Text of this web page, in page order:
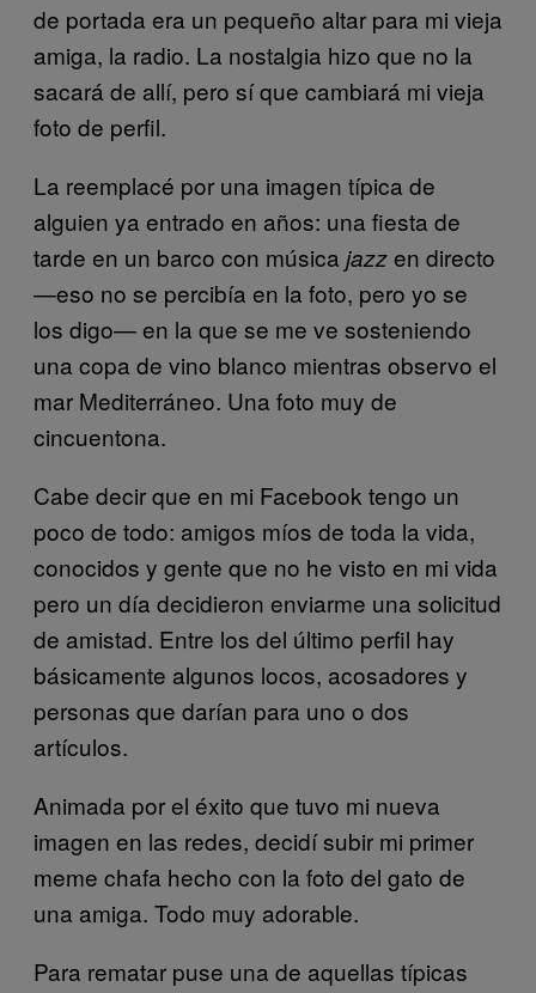
de portada era un pequeño altar para mi vieja
amiga, la radio. La nostalgia hizo que no la
sacará de allí, pero sí que cambiará mi vieja
foto de perfil.
La reemplacé por una imagen típica de
alguien ya entrado en años: una fiesta de
tarde en un barco con música jazzen directo
—eso no se percibía en la foto, pero yo se
los digo— en la que se me ve sosteniendo
una copa de vino blanco mientras observo el
mar Mediterráneo. Una foto muy de
cincuentona.
Cabe decir que en mi Facebook tengo un
poco de todo: amigos míos de toda la vida,
conocidos y gente que no he visto en mi vida
pero un día decidieron enviarme una solicitud
de amistad. Entre los del último perfil hay
básicamente algunos locos, acosadores y
personas que darían para uno o dos
artículos.
Animada por el éxito que tuvo mi nueva
imagen en las redes, decidí subir mi primer
meme chafa hecho con la foto del gato de
una amiga. Todo muy adorable.
Para rematar puse una de aquellas típicas